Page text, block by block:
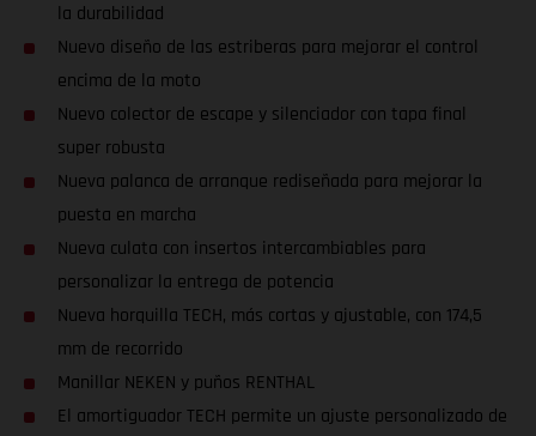
la durabilidad
Nuevo diseño de las estriberas para mejorar el control
encima de la moto
Nuevo colector de escape y silenciador con tapa final
super robusta
Nueva palanca de arranque rediseñada para mejorar la
puesta en marcha
Nueva culata con insertos intercambiables para
personalizar la entrega de potencia
Nueva horquilla TECH, más cortas y ajustable, con 174,5
mm de recorrido
Manillar NEKEN y puños RENTHAL
El amortiguador TECH permite un ajuste personalizado de